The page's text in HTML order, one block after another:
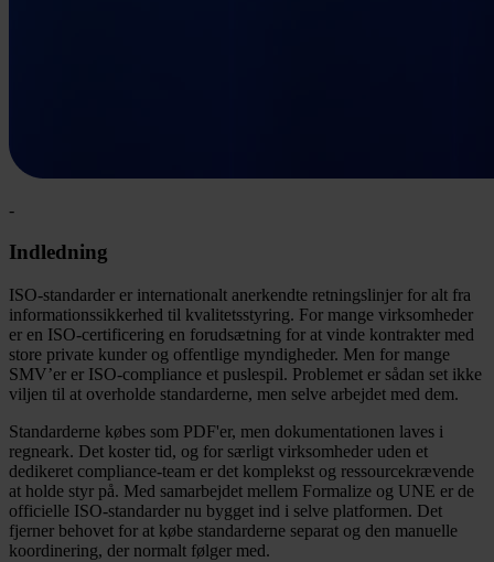
-
Indledning
ISO-standarder er internationalt anerkendte retningslinjer for alt fra
informationssikkerhed til kvalitetsstyring. For mange virksomheder
er en ISO-certificering en forudsætning for at vinde kontrakter med
store private kunder og offentlige myndigheder. Men for mange
SMV’er er ISO-compliance et puslespil. Problemet er sådan set ikke
viljen til at overholde standarderne, men selve arbejdet med dem.
Standarderne købes som PDF'er, men dokumentationen laves i
regneark. Det koster tid, og for særligt virksomheder uden et
dedikeret compliance-team er det komplekst og ressourcekrævende
at holde styr på. Med samarbejdet mellem Formalize og UNE er de
officielle ISO-standarder nu bygget ind i selve platformen. Det
fjerner behovet for at købe standarderne separat og den manuelle
koordinering, der normalt følger med.